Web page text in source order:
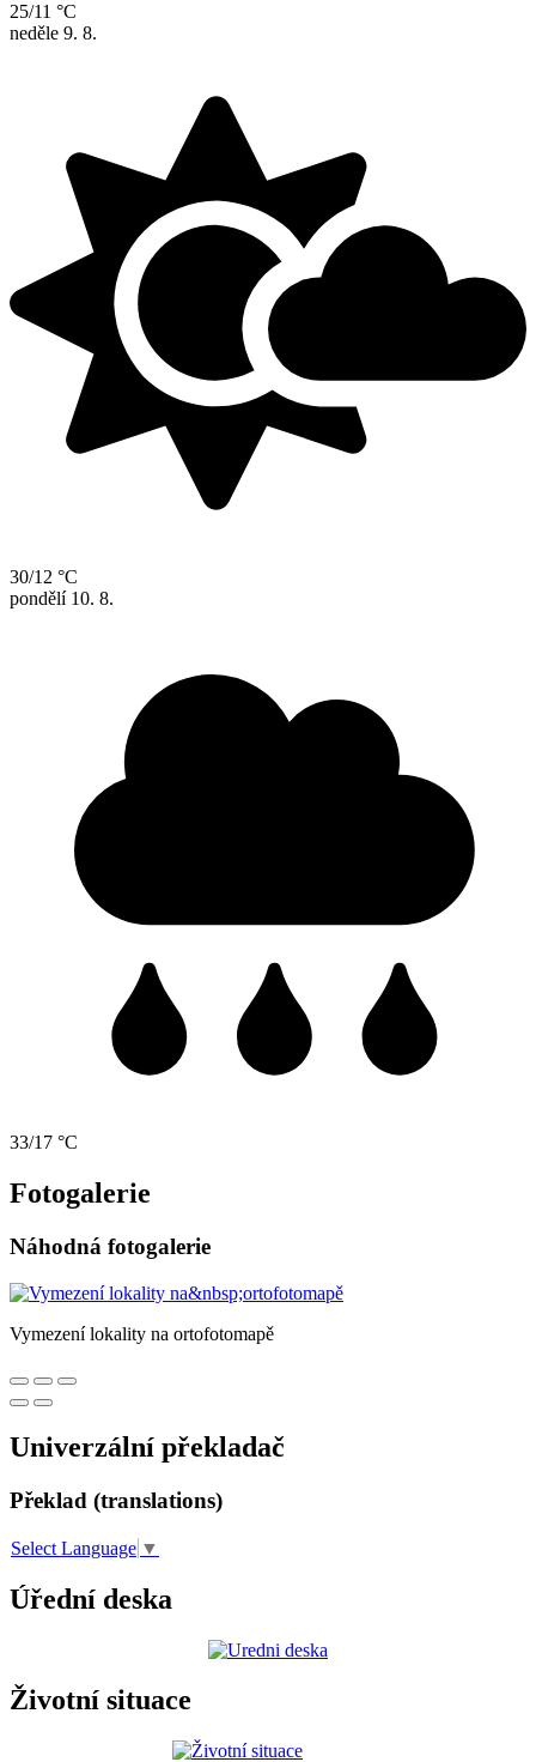
25/11 °C
neděle 9. 8.
30/12 °C
pondělí 10. 8.
33/17 °C
Fotogalerie
Náhodná fotogalerie
Vymezení lokality na ortofotomapě
Univerzální překladač
Překlad (translations)
Select Language ▼
Úřední deska
Životní situace